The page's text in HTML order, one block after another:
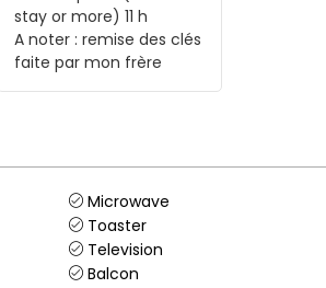
stay or more) 11 h
A noter : remise des clés
faite par mon frère
Microwave
Toaster
Television
Balcon